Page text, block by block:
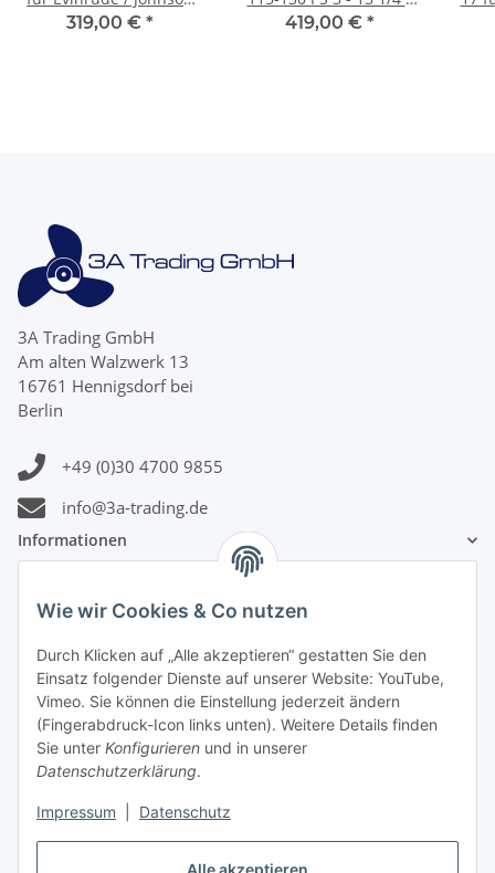
Alle akzeptieren
Wie wir Cookies & Co nutzen
Durch Klicken auf „Alle akzeptieren“ gestatten Sie den
Einsatz folgender Dienste auf unserer Website: YouTube,
Vimeo. Sie können die Einstellung jederzeit ändern
(Fingerabdruck-Icon links unten). Weitere Details finden
Sie unter Konfigurieren und in unserer
Datenschutzerklärung.
Impressum Datenschutz
40 - 75 PS 13 Zähnen
319,00 € *
17 mit 15 Zähnen
419,00 € *
3A Trading GmbH
Am alten Walzwerk 13
16761 Hennigsdorf bei
Berlin
+49 (0)30 4700 9855
info@3a-trading.de
Informationen
Gesetzliche Informationen
Zahlungsinformationen
Versandinformationen